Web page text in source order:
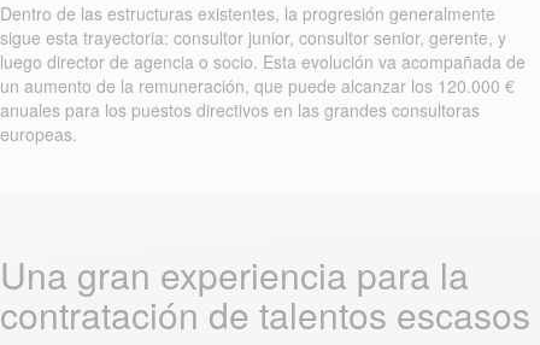
Dentro de las estructuras existentes, la progresión generalmente
sigue esta trayectoria: consultor junior, consultor senior, gerente, y
luego director de agencia o socio. Esta evolución va acompañada de
un aumento de la remuneración, que puede alcanzar los 120.000 €
anuales para los puestos directivos en las grandes consultoras
europeas.
Una gran experiencia para la
contratación de talentos escasos